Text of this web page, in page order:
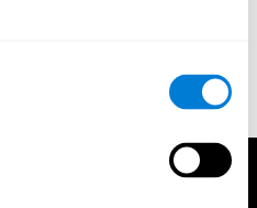
de ERP - PLOS ONE 2009;
4:7141.